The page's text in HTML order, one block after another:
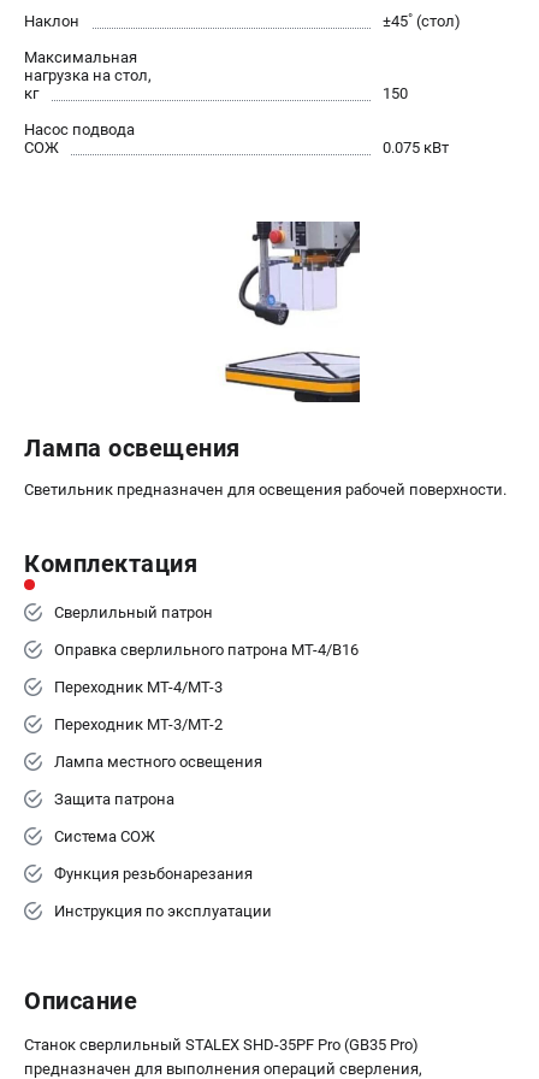
Наклон
±45˚ (стол)
Максимальная
нагрузка на стол,
кг
150
Насос подвода
СОЖ
0.075 кВт
Лампа освещения
Светильник предназначен для освещения рабочей поверхности.
Комплектация
Сверлильный патрон
Оправка сверлильного патрона MТ-4/B16
Переходник МТ-4/МТ-3
Переходник МТ-3/МТ-2
Лампа местного освещения
Защита патрона
Система СОЖ
Функция резьбонарезания
Инструкция по эксплуатации
Описание
Станок сверлильный STALEX SHD-35PF Pro (GB35 Pro)
предназначен для выполнения операций сверления,